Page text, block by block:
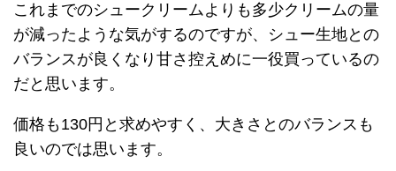
これまでのシュークリームよりも多少クリームの量
が減ったような気がするのですが、シュー生地との
バランスが良くなり甘さ控えめに一役買っているの
だと思います。
価格も130円と求めやすく、大きさとのバランスも
良いのでは思います。